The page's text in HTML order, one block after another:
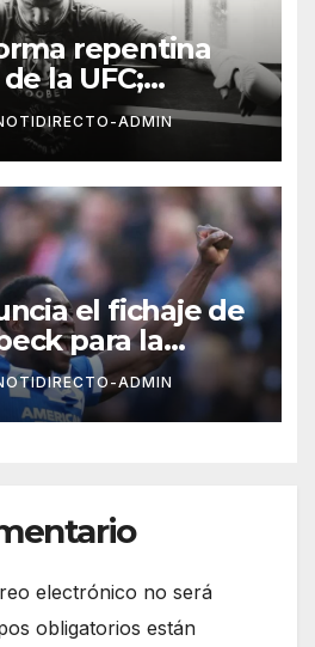
repentina
la UFC;
causasADMIN
el fichaje de
para la
de
ADMIN
electrónico no será
obligatorios están